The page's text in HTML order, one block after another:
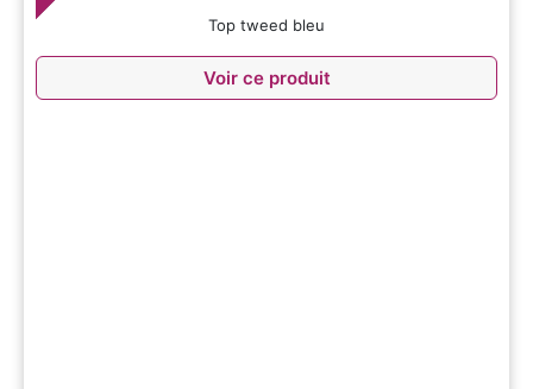
Top tweed bleu
Voir ce produit